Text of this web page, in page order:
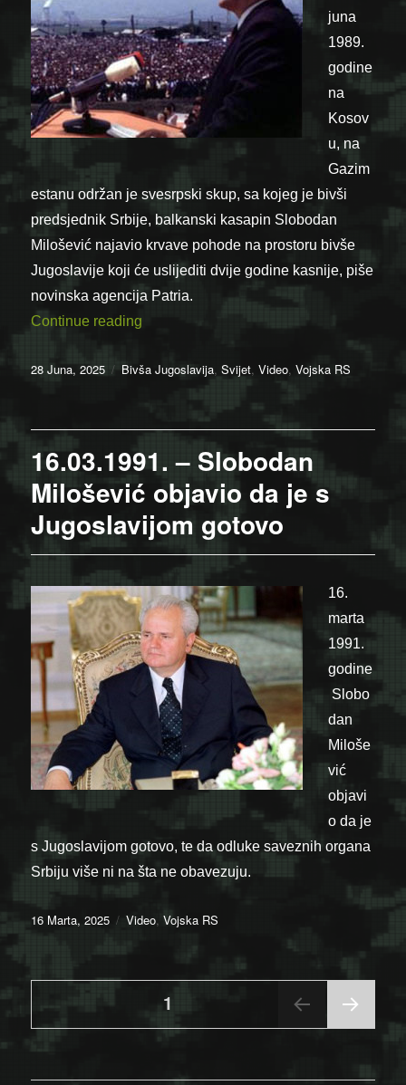
juna
1989.
godine
na
Kosov
u, na
Gazim
estanu održan je svesrpski skup, sa kojeg je bivši
predsjednik Srbije, balkanski kasapin Slobodan
Milošević najavio krvave pohode na prostoru bivše
Jugoslavije koji će uslijediti dvije godine kasnije, piše
novinska agencija Patria.
Continue reading “28.06.1989. – Dan kada je stvoren
Posted
28 Juna, 2025 Categories
Bivša Jugoslavija,Svijet,Video,Vojska RS
16.03.1991. – Slobodan
Milošević objavio da je s
Jugoslavijom gotovo
16.
marta
1991.
godine
Slobo
dan
Miloše
vić
objavi
o da je
s Jugoslavijom gotovo, te da odluke saveznih organa
Srbiju više ni na šta ne obavezuju.
Posted
16 Marta, 2025 Categories
Video,Vojska RS
Posts
pagination
PAGE 1
NEX
PAGE